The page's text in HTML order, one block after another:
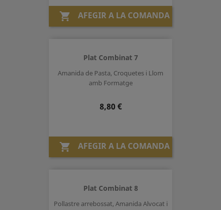
 AFEGIR A LA COMANDA
Plat Combinat 7
Amanida de Pasta, Croquetes i Llom
amb Formatge
Preu
8,80 €
 AFEGIR A LA COMANDA
Plat Combinat 8
Pollastre arrebossat, Amanida Alvocat i